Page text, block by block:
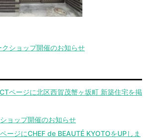
クショップ開催のお知らせ
ページに北区西賀茂蟹ヶ坂町 新築住宅を掲
ョップ開催のお知らせ
ージにCHEF de BEAUTÉ KYOTOをUPしま